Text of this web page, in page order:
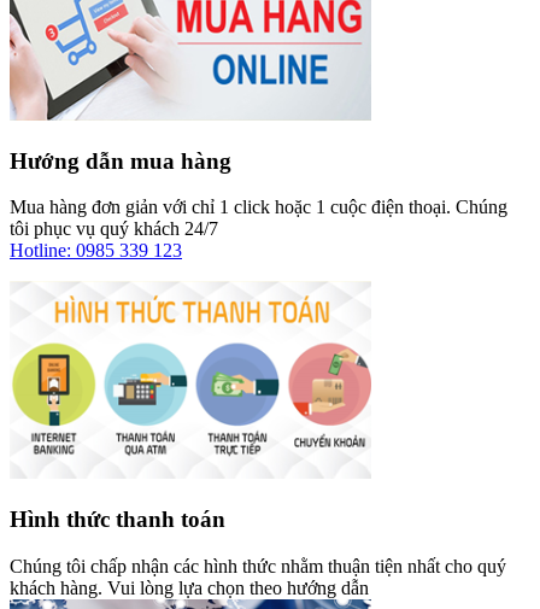
Hướng dẫn mua hàng
Mua hàng đơn giản với chỉ 1 click hoặc 1 cuộc điện thoại. Chúng
tôi phục vụ quý khách 24/7
Hotline: 0985 339 123
Hình thức thanh toán
Chúng tôi chấp nhận các hình thức nhằm thuận tiện nhất cho quý
khách hàng. Vui lòng lựa chọn theo hướng dẫn